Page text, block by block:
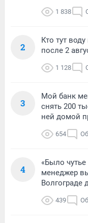
1 838
2
Кто тут
после 2
1 128
3
Мой банк
снять 200
ней домой
654
4
«Было
менеджер
Волгограде
439